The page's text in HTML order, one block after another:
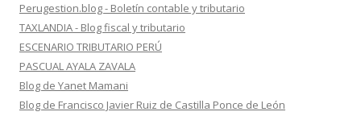
Perugestion.blog - Boletín contable y tributario
TAXLANDIA - Blog fiscal y tributario
ESCENARIO TRIBUTARIO PERÚ
PASCUAL AYALA ZAVALA
Blog de Yanet Mamani
Blog de Francisco Javier Ruiz de Castilla Ponce de León